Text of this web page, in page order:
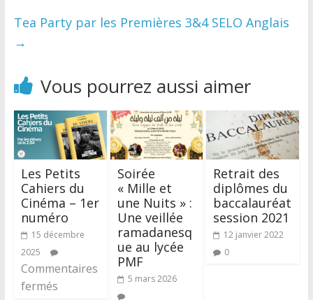
Tea Party par les Premières 3&4 SELO Anglais
→
Vous pourrez aussi aimer
Les Petits
Cahiers du
Cinéma – 1er
numéro
15 décembre
2025
Commentaires
fermés
Soirée
« Mille et
une Nuits » :
Une veillée
ramadanesq
ue au lycée
PMF
5 mars 2026
Retrait des
diplômes du
baccalauréat
session 2021
12 janvier 2022
0